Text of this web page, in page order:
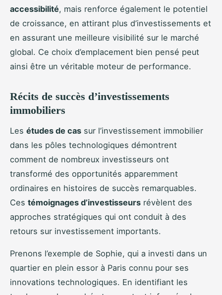
accessibilité, mais renforce également le potentiel
de croissance, en attirant plus d’investissements et
en assurant une meilleure visibilité sur le marché
global. Ce choix d’emplacement bien pensé peut
ainsi être un véritable moteur de performance.
Récits de succès d’investissements
immobiliers
Les études de cas sur l’investissement immobilier
dans les pôles technologiques démontrent
comment de nombreux investisseurs ont
transformé des opportunités apparemment
ordinaires en histoires de succès remarquables.
Ces témoignages d’investisseurs révèlent des
approches stratégiques qui ont conduit à des
retours sur investissement importants.
Prenons l’exemple de Sophie, qui a investi dans un
quartier en plein essor à Paris connu pour ses
innovations technologiques. En identifiant les